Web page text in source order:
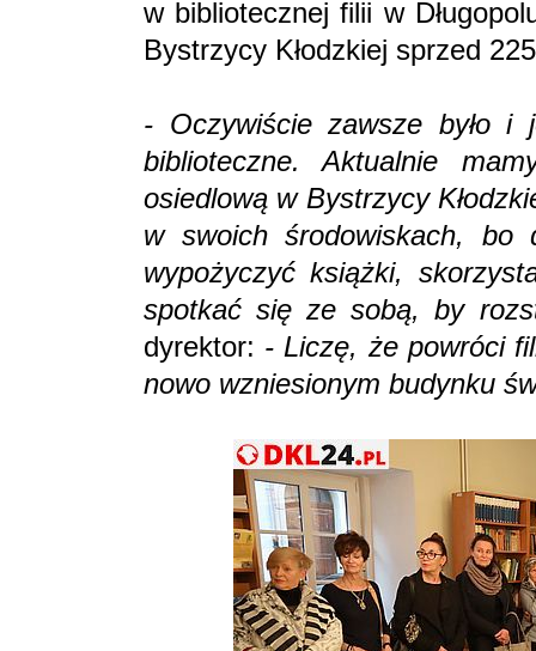
w bibliotecznej filii w
Bystrzycy Kłodzkiej sprzed
- Oczywiście zawsze było i
biblioteczne. Aktualnie
osiedlową w Bystrzycy
w swoich środowiskach, bo
wypożyczyć książki,
spotkać się ze sobą, by
dyrektor: - Liczę, że powróci
nowo wzniesionym budynku